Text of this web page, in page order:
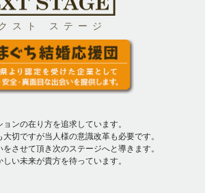
スト ステージ
ンの在り方を追求しています。
切ですが当人様の意識改革も必要です。
させて頂き次のステージへと導きます。
い未来が貴方を待っています。